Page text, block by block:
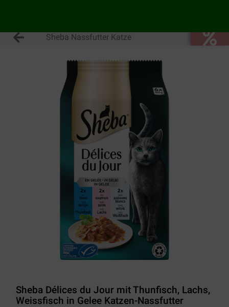
Sheba Nassfutter Katze
Sheba Délices du Jour mit Thunfisch, Lachs,
Weissfisch in Gelee Katzen-Nassfutter